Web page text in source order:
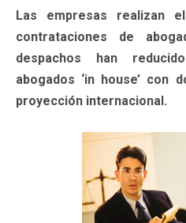
Las empresas realizan
contrataciones de
despachos han
abogados ‘in house’ con
proyección internacional.